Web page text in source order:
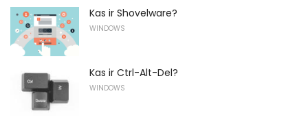
Kas ir Shovelware?
WINDOWS
Kas ir Ctrl-Alt-Del?
WINDOWS